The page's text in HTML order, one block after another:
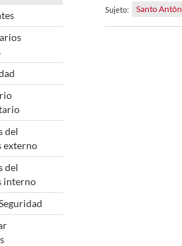
del
externo
del
interno
Sujeto: Santo